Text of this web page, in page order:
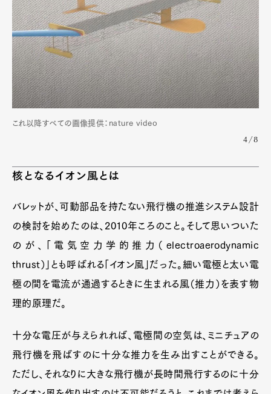
これ以降すべての画像提供：nature video
4/8
核となるイオン風とは
バレットが、可動部品を持たない飛行機の推進システム設計
の検討を始めたのは、2010年ころのこと。そして思いついた
のが、「電気空力学的推力（electroaerodynamic
thrust）」とも呼ばれる「イオン風」だった。細い電極と太い電
極の間を電流が通過するときに生まれる風（推力）を表す物
理的原理だ。
十分な電圧が与えられれば、電極間の空気は、ミニチュアの
飛行機を飛ばすのに十分な推力を生み出すことができる。
ただし、それなりに大きな飛行機が長時間飛行するのに十分